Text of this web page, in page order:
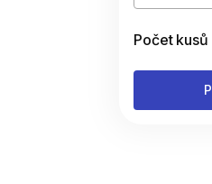
Počet kusů